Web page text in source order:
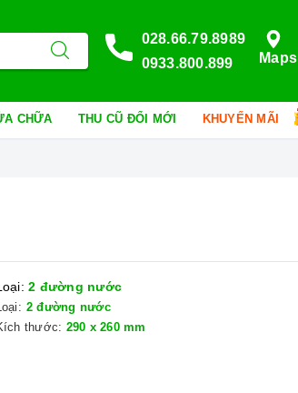
Maps
028.66.79.8989
0933.800.899
CHỮA THU CŨ ĐỔI MỚI KHUYẾN MÃI
2 đường nước
2 đường nước
thước: 290 x 260 mm